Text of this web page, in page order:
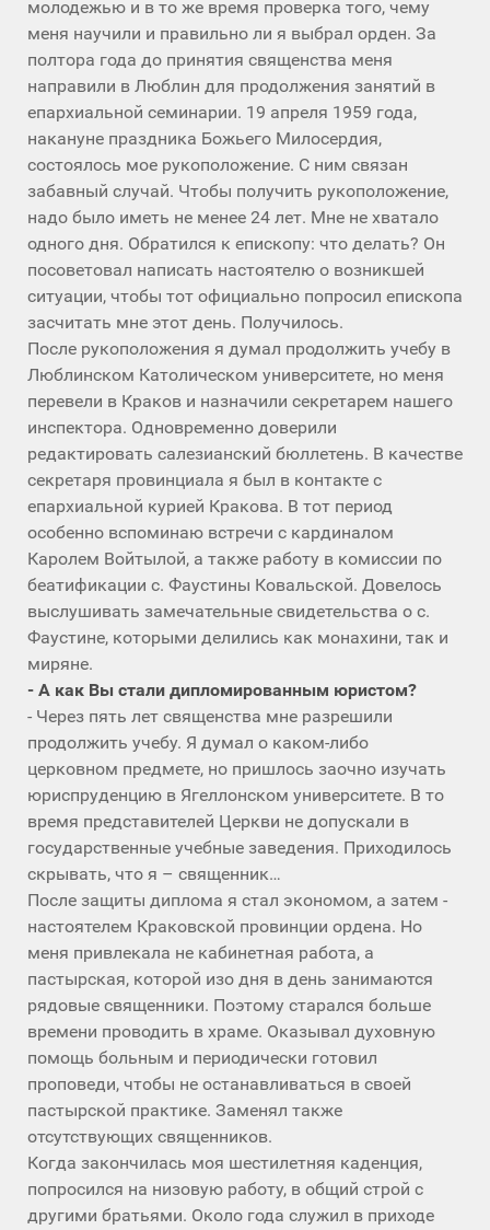
молодежью и в то же время проверка того, чему
меня научили и правильно ли я выбрал орден. За
полтора года до принятия священства меня
направили в Люблин для продолжения занятий в
епархиальной семинарии. 19 апреля 1959 года,
накануне праздника Божьего Милосердия,
состоялось мое рукоположение. С ним связан
забавный случай. Чтобы получить рукоположение,
надо было иметь не менее 24 лет. Мне не хватало
одного дня. Обратился к епископу: что делать? Он
посоветовал написать настоятелю о возникшей
ситуации, чтобы тот официально попросил епископа
засчитать мне этот день. Получилось.
После рукоположения я думал продолжить учебу в
Люблинском Католическом университете, но меня
перевели в Краков и назначили секретарем нашего
инспектора. Одновременно доверили
редактировать салезианский бюллетень. В качестве
секретаря провинциала я был в контакте с
епархиальной курией Кракова. В тот период
особенно вспоминаю встречи с кардиналом
Каролем Войтылой, а также работу в комиссии по
беатификации с. Фаустины Ковальской. Довелось
выслушивать замечательные свидетельства о с.
Фаустине, которыми делились как монахини, так и
миряне.
- А как Вы стали дипломированным юристом?
- Через пять лет священства мне разрешили
продолжить учебу. Я думал о каком-либо
церковном предмете, но пришлось заочно изучать
юриспруденцию в Ягеллонском университете. В то
время представителей Церкви не допускали в
государственные учебные заведения. Приходилось
скрывать, что я – священник…
После защиты диплома я стал экономом, а затем -
настоятелем Краковской провинции ордена. Но
меня привлекала не кабинетная работа, а
пастырская, которой изо дня в день занимаются
рядовые священники. Поэтому старался больше
времени проводить в храме. Оказывал духовную
помощь больным и периодически готовил
проповеди, чтобы не останавливаться в своей
пастырской практике. Заменял также
отсутствующих священников.
Когда закончилась моя шестилетняя каденция,
попросился на низовую работу, в общий строй с
другими братьями. Около года служил в приходе